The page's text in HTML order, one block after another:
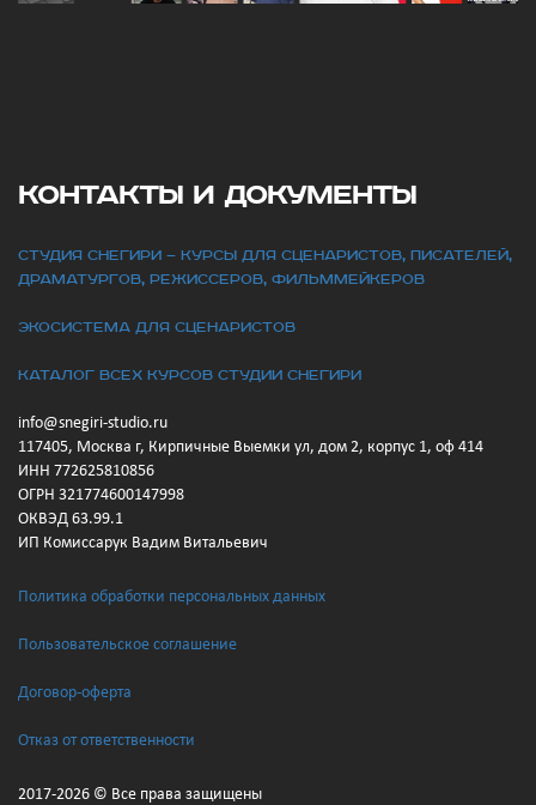
Контакты и документы
Студия Снегири — курсы для сценаристов, писателей,
драматургов, режиссеров, фильммейкеров
экосистема для сценаристов
Каталог всех курсов Студии Снегири
info@snegiri-studio.ru
117405, Москва г, Кирпичные Выемки ул, дом 2, корпус 1, оф 414
ИНН 772625810856
ОГРН 321774600147998
ОКВЭД 63.99.1
ИП Комиссарук Вадим Витальевич
Политика обработки персональных данных
Пользовательское соглашение
Договор-оферта
Отказ от ответственности
2017-2026 © Все права защищены